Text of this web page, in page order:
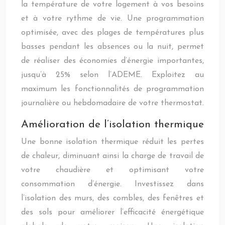
la température de votre logement à vos besoins
et à votre rythme de vie. Une programmation
optimisée, avec des plages de températures plus
basses pendant les absences ou la nuit, permet
de réaliser des économies d’énergie importantes,
jusqu’à 25% selon l’ADEME. Exploitez au
maximum les fonctionnalités de programmation
journalière ou hebdomadaire de votre thermostat.
Amélioration de l’isolation thermique
Une bonne isolation thermique réduit les pertes
de chaleur, diminuant ainsi la charge de travail de
votre chaudière et optimisant votre
consommation d’énergie. Investissez dans
l’isolation des murs, des combles, des fenêtres et
des sols pour améliorer l’efficacité énergétique